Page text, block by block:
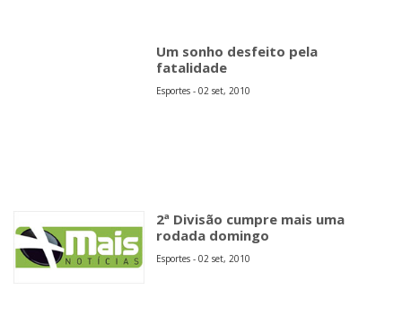
Um sonho desfeito pela
fatalidade
Esportes - 02 set, 2010
2ª Divisão cumpre mais uma
rodada domingo
Esportes - 02 set, 2010